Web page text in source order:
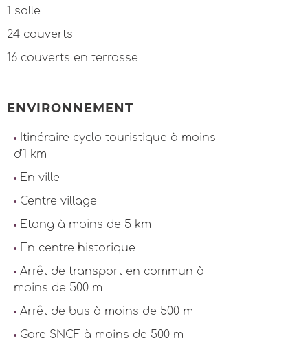
1 salle
24 couverts
16 couverts en terrasse
ENVIRONNEMENT
Itinéraire cyclo touristique à moins
d'1 km
En ville
Centre village
Etang à moins de 5 km
En centre historique
Arrêt de transport en commun à
moins de 500 m
Arrêt de bus à moins de 500 m
Gare SNCF à moins de 500 m